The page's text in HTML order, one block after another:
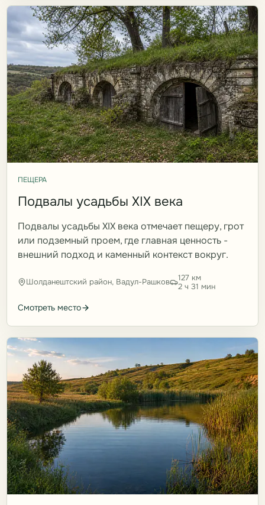
ПЕЩЕРА
Подвалы усадьбы XIX века
Подвалы усадьбы XIX века отмечает пещеру, грот
или подземный проем, где главная ценность -
внешний подход и каменный контекст вокруг.
Шолданештский район, Вадул-Рашков
127 км
2 ч 31 мин
Смотреть место